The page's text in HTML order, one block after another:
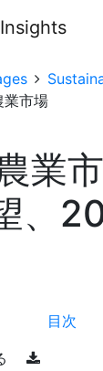
業市場
業
、
目次